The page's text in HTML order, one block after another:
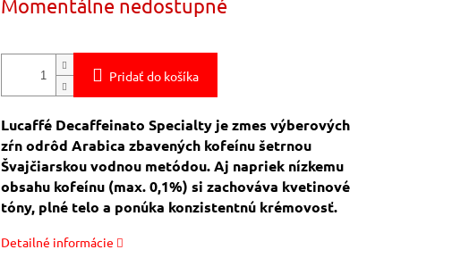
cena:
Momentálne nedostupné
Pridať do košíka
Lucaffé Decaffeinato Specialty je zmes výberových
zŕn odrôd Arabica zbavených kofeínu šetrnou
Švajčiarskou vodnou metódou. Aj napriek nízkemu
obsahu kofeínu (max. 0,1%) si zachováva kvetinové
tóny, plné telo a ponúka konzistentnú krémovosť.
Detailné informácie